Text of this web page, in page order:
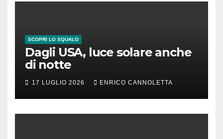
SCOPRI LO SQUALO
Dagli USA, luce solare anche
di notte
17 LUGLIO 2026 ENRICO CANNOLETTA